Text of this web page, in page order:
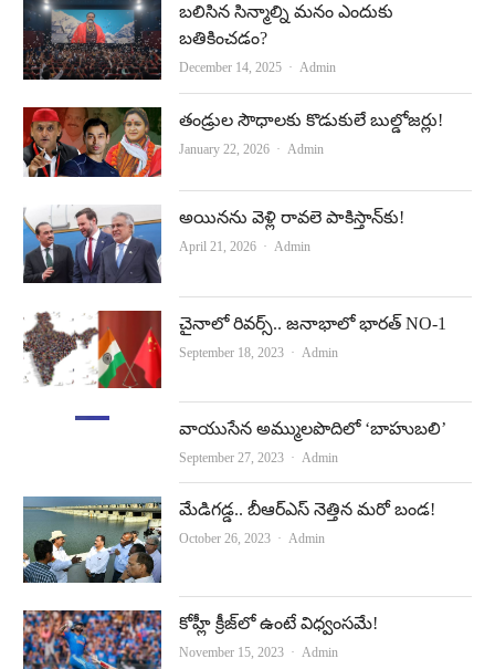
బలిసిన సిన్మాల్ని మనం ఎందుకు
బతికించడం?
December 14, 2025 Author
Admin
తండ్రుల సౌధాలకు కొడుకులే బుల్డోజర్లు!
January 22, 2026 Author
Admin
అయినను వెళ్లి రావలె పాకిస్తాన్‌కు!
April 21, 2026 Author
Admin
చైనాలో రివ‌ర్స్‌.. జనాభాలో భారత్‌ NO-1
September 18, 2023 Author
Admin
వాయుసేన అమ్ములపొదిలో ‘బాహుబలి’
September 27, 2023 Author
Admin
మేడిగడ్డ.. బీఆర్‌ఎస్‌ నెత్తిన మరో బండ!
October 26, 2023 Author
Admin
కోహ్లీ క్రీజ్‌లో ఉంటే విధ్వంసమే!
November 15, 2023 Author
Admin